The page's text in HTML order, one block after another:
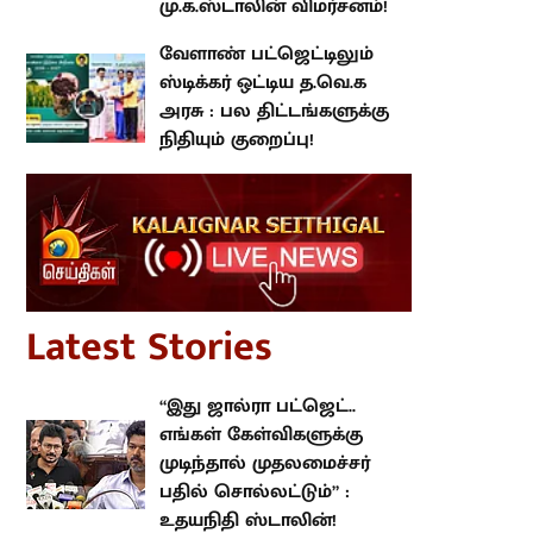
வேளாண் பட்ஜெட்டிலும் ஸ்டிக்கர்
ஒட்டிய த.வெ.க அரசு : பல
திட்டங்களுக்கு நிதியும் குறைப்பு!
Stories
“இது ஜால்ரா பட்ஜெட்.. எங்கள்
முதலமைச்சர் பதில் சொல்லட்டும்”
: உதயநிதி ஸ்டாலின்!
வெற்று பட்ஜெட்டாக
அமைந்திருக்கிறது வேளாண்